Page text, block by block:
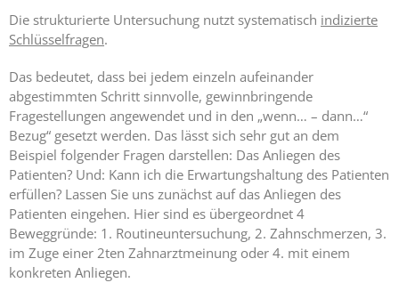
Die strukturierte Untersuchung nutzt systematisch indizierte
Schlüsselfragen.
Das bedeutet, dass bei jedem einzeln aufeinander
abgestimmten Schritt sinnvolle, gewinnbringende
Fragestellungen angewendet und in den „wenn… – dann…“
Bezug“ gesetzt werden. Das lässt sich sehr gut an dem
Beispiel folgender Fragen darstellen: Das Anliegen des
Patienten? Und: Kann ich die Erwartungshaltung des Patienten
erfüllen? Lassen Sie uns zunächst auf das Anliegen des
Patienten eingehen. Hier sind es übergeordnet 4
Beweggründe: 1. Routineuntersuchung, 2. Zahnschmerzen, 3.
im Zuge einer 2ten Zahnarztmeinung oder 4. mit einem
konkreten Anliegen.